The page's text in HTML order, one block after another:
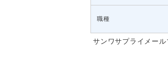
職種
サンワサプライメール